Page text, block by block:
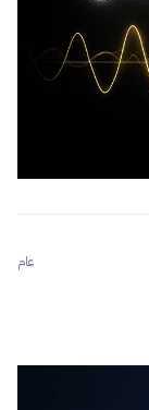
عام